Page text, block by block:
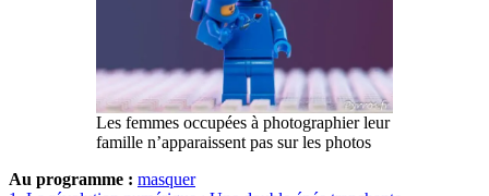
Les femmes occupées à photographier leur
famille n’apparaissent pas sur les photos
Au programme : masquer